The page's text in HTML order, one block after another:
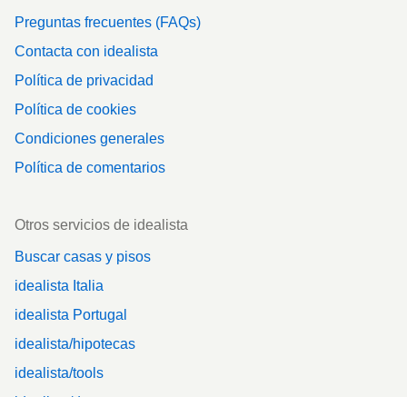
Preguntas frecuentes (FAQs)
Contacta con idealista
Política de privacidad
Política de cookies
Condiciones generales
Política de comentarios
Otros servicios de idealista
Buscar casas y pisos
idealista Italia
idealista Portugal
idealista/hipotecas
idealista/tools